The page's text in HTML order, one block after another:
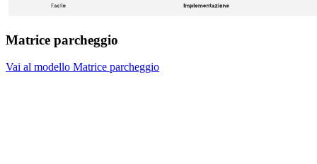
Matrice parcheggio
Vai al modello Matrice parcheggio